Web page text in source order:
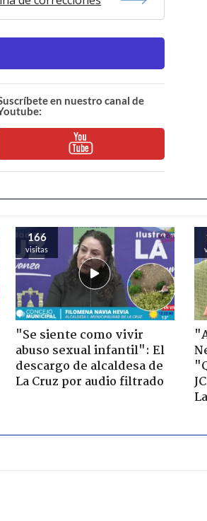
en nuestro canal de
166
visitas
"Se siente como vivir
abuso sexual infantil": El
descargo de alcaldesa de
La Cruz por audio filtrado